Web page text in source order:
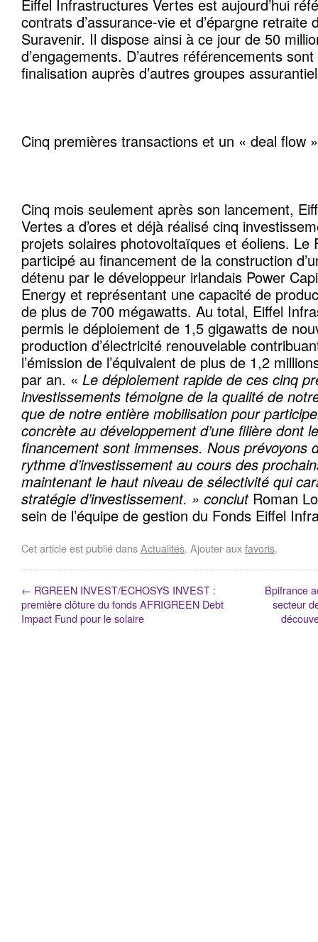
Eiffel Infrastructures Vertes est aujourd’hui
contrats d’assurance-vie et d’épargne retraite
Suravenir. Il dispose ainsi à ce jour de 50
d’engagements. D’autres référencements
finalisation auprès d’autres groupes
Cinq premières transactions et un « deal flow
Cinq mois seulement après son lancement,
Vertes a d’ores et déjà réalisé cinq
projets solaires photovoltaïques et éoliens. Le
participé au financement de la construction
détenu par le développeur irlandais Power
Energy et représentant une capacité de
de plus de 700 mégawatts. Au total, Eiffel
permis le déploiement de 1,5 gigawatts de
production d’électricité renouvelable
l’émission de l’équivalent de plus de 1,2
par an. « Le déploiement rapide de ces cinq
investissements témoigne de la qualité de
que de notre entière mobilisation pour
concrète au développement d’une filière dont
financement sont immenses. Nous prévoyons
rythme d’investissement au cours des
maintenant le haut niveau de sélectivité qui
stratégie d’investissement. » conclut Roman
sein de l’équipe de gestion du Fonds Eiffel
Cet article est publié dansActualités. Ajouter auxfavoris.
← RGREEN INVEST/ECHOSYS INVEST :
première clôture du fonds AFRIGREEN Debt
Impact Fund pour le solaire
Bpifrance
secteur